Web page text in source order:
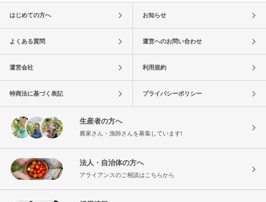
はじめての方へ お知らせ
よくある質問 運営へのお問い合わせ
運営会社 利用規約
特商法に基づく表記 プライバシーポリシー
生産者の方へ
農家さん・漁師さんを募集しています!
法人・自治体の方へ
アライアンスのご相談はこちらから